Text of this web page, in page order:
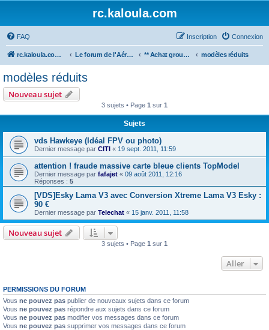
rc.kaloula.com
FAQ Connexion
Inscription
rc.kaloula.com Aéromodélisme Le forum de l'Aéromodélisme ** Achat groupé ** modelisme modèles réduits
modèles réduits
Nouveau sujet
3 sujets • Page 1 sur 1
Sujets
vds Hawkeye (Idéal FPV ou photo)
Dernier message par CITI « 19 sept. 2011, 11:59
attention ! fraude massive carte bleue clients TopModel
Dernier message par fafajet « 09 août 2011, 12:16
Réponses : 5
[VDS]Esky Lama V3 avec Conversion Xtreme Lama V3 Esky :
90 €
Dernier message par Telechat « 15 janv. 2011, 11:58
Nouveau sujet
3 sujets • Page 1 sur 1
Aller
PERMISSIONS DU FORUM
Vous ne pouvez pas publier de nouveaux sujets dans ce forum
Vous ne pouvez pas répondre aux sujets dans ce forum
Vous ne pouvez pas modifier vos messages dans ce forum
Vous ne pouvez pas supprimer vos messages dans ce forum